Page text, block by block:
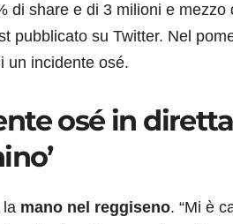
share e di 3 milioni e mezzo
pubblicato su Twitter. Nel
un incidente osé.
osé in
la mano nel reggiseno. “Mi è